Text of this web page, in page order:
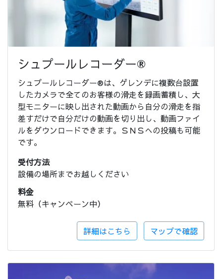
シュプールレコーダー®
シュプールレコーダー®は、ゲレンデに複数台設置
したカメラで全てのお客様の滑走を録画蓄積し、大
型モニターに映し出された動画から自分の滑走を指
差すだけで自分だけの動画を切り出し、動画ファイ
ルをダウンロードできます。ＳＮＳへの投稿も可能
です。
受付方法
設備の場所までお越しください
料金
無料（キャンペーン中）
詳細はこちら マップで確認